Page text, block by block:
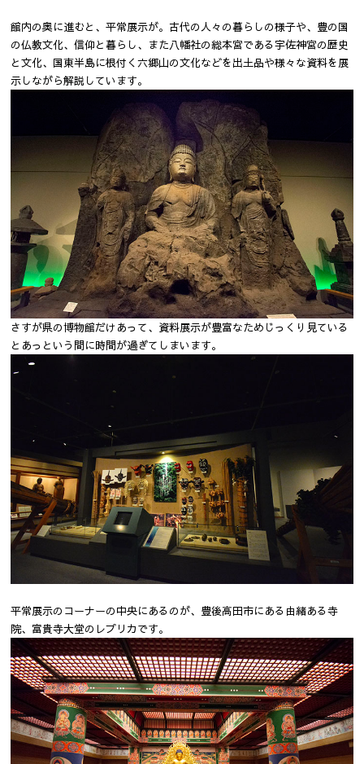
館内の奥に進むと、平常展示が。古代の人々の暮らしの様子や、豊の国
の仏教文化、信仰と暮らし、また八幡社の総本宮である宇佐神宮の歴史
と文化、国東半島に根付く六郷山の文化などを出土品や様々な資料を展
示しながら解説しています。
さすが県の博物館だけあって、資料展示が豊富なためじっくり見ている
とあっという間に時間が過ぎてしまいます。
平常展示のコーナーの中央にあるのが、豊後高田市にある由緒ある寺
院、富貴寺大堂のレプリカです。